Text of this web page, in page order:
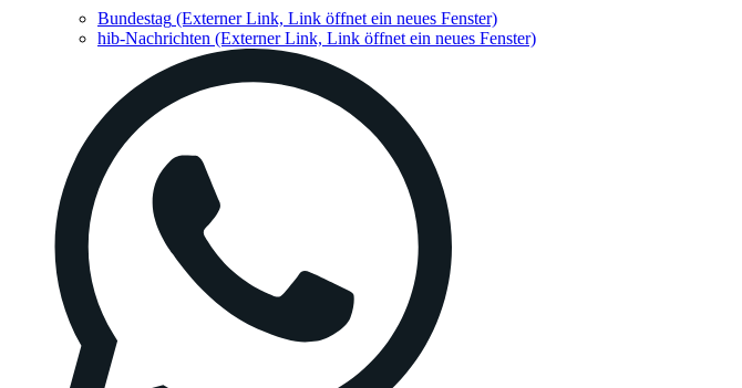
Bundestag (Externer Link, Link öffnet ein neues Fenster)
hib-Nachrichten (Externer Link, Link öffnet ein neues Fenster)